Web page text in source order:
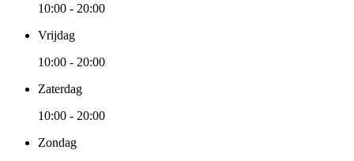
10:00 - 20:00
Vrijdag
10:00 - 20:00
Zaterdag
10:00 - 20:00
Zondag